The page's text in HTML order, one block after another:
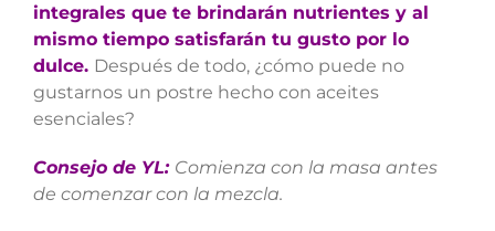
integrales que te brindarán nutrientes y al
mismo tiempo satisfarán tu gusto por lo
dulce. Después de todo, ¿cómo puede no
gustarnos un postre hecho con aceites
esenciales?
Consejo de YL: Comienza con la masa antes
de comenzar con la mezcla.